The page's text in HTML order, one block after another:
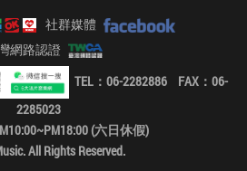
社群媒體
網路認證
TEL：06-2282886 FAX：06-
2285023
(六日休假)
All Rights Reserved.